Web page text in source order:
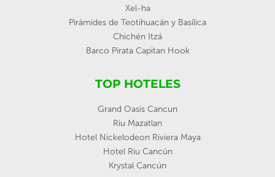
Xel-ha
Pirámides de Teotihuacán y Basílica
Chichén Itzá
Barco Pirata Capitan Hook
TOP HOTELES
Grand Oasis Cancun
Riu Mazatlan
Hotel Nickelodeon Riviera Maya
Hotel Riu Cancún
Krystal Cancún